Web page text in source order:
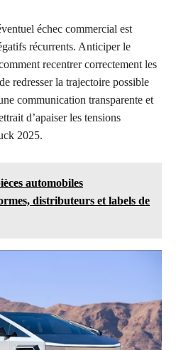
échec commercial est
récurrents. Anticiper le
recentrer correctement les
redresser la trajectoire possible
communication transparente et
d’apaiser les tensions
2025.
automobiles
distributeurs et labels de